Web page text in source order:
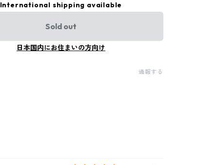
International shipping available
Sold out
日本国内にお住まいの方向け
通報する